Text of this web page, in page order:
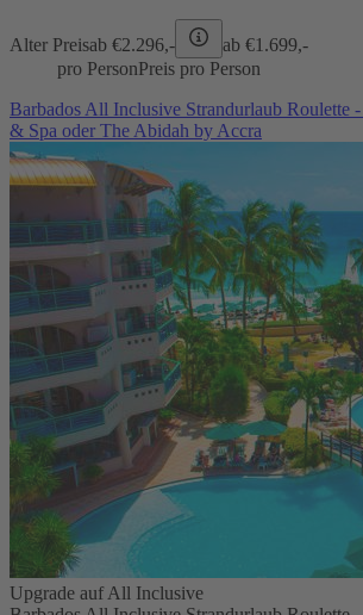
Alter Preisab €2.296,- ab €1.699,-
pro PersonPreis pro Person
Barbados All Inclusive Strandurlaub Roulette
& Spa oder The Abidah by Accra
Upgrade auf All Inclusive